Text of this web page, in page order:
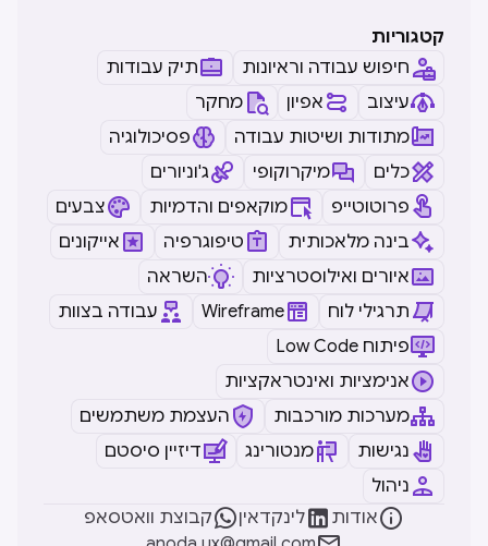
קטגוריות
חיפוש עבודה וראיונות
תיק עבודות
עיצוב
אפיון
מחקר
מתודות ושיטות עבודה
פסיכולוגיה
כלים
מיקרוקופי
ג'וניורים
פרוטוטייפ
מוקאפים והדמיות
צבעים
בינה מלאכותית
טיפוגרפיה
אייקונים
איורים ואילוסטרציות
השראה
תרגילי לוח
Wireframe
עבודה בצוות
Low Code פיתוח
אנימציות ואינטראקציות
מערכות מורכבות
העצמת משתמשים
נגישות
מנטורינג
דיזיין סיסטם
ניהול
אודות לינקדאין קבוצת וואטסאפ